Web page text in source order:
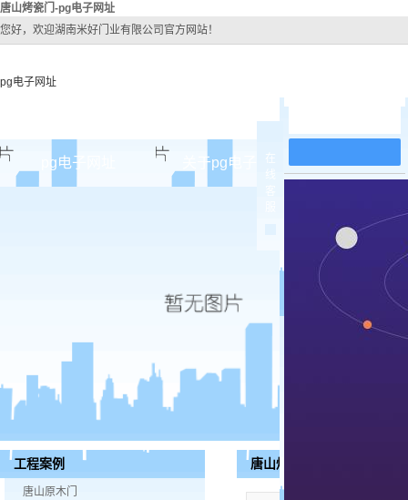
唐山烤瓷门-pg电子网址
您好，欢迎湖南米好门业有限公司官方网站！
pg电子网址
pg电子网址 关于pg电子网址
公司团队
pg电子网址
唐山实木
唐山实木
唐山烤
唐山实木
工程案例
唐山原木门
唐山烤瓷门
在